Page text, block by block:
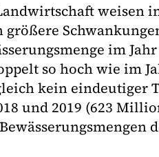
weisen
größere
im
so hoch wie im
kein eindeutiger
und 2019 (623